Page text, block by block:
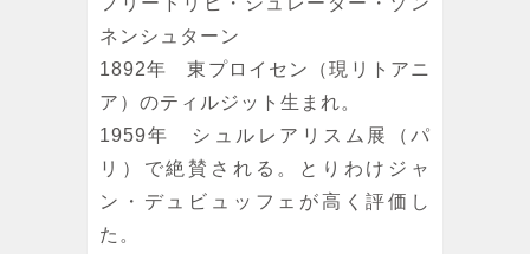
ネンシュターン
1892年 東プロイセン（現リトアニ
ア）のティルジット生まれ。
1959年 シュルレアリスム展（パ
リ）で絶賛される。とりわけジャ
ン・デュビュッフェが高く評価し
た。